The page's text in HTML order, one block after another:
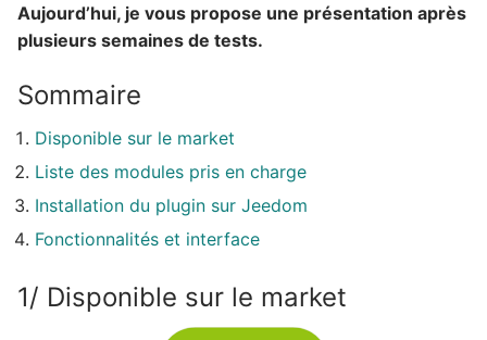
Aujourd’hui, je vous propose une présentation après
plusieurs semaines de tests.
Sommaire
Disponible sur le market
Liste des modules pris en charge
Installation du plugin sur Jeedom
Fonctionnalités et interface
1/ Disponible sur le market